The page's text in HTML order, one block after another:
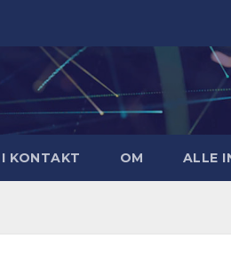
KONTAKT OM ALLE